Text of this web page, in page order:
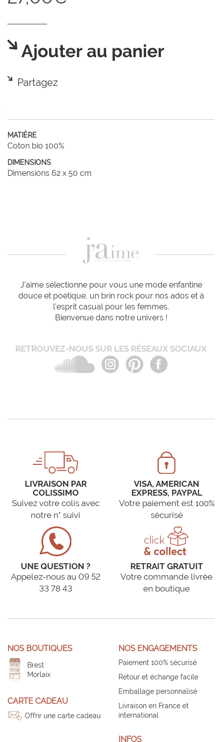
Ajouter au panier
Partagez
MATIÈRE
Coton bio 100%
DIMENSIONS
Dimensions 62 x 50 cm
J'aime sélectionne pour vous une mode enfantine
douce et poétique, un brin rock pour nos ados et à
l'esprit casual pour les femmes.
Bienvenue dans notre univers !
RETROUVEZ-NOUS SUR LES RÉSEAUX SOCIAUX
LIVRAISON PAR
COLISSIMO
Suivez votre colis avec
notre n° suivi
VISA, AMERICAN
EXPRESS, PAYPAL
Votre paiement est 100%
sécurisé
UNE QUESTION ?
Appelez-nous au 09 52
33 78 43
RETRAIT GRATUIT
Votre commande livrée
en boutique
NOS BOUTIQUES
Brest
Morlaix
CARTE CADEAU
Offrir une carte cadeau
NOS ENGAGEMENTS
Paiement 100% sécurisé
Retour et échange facile
Emballage personnalisé
Livraison en France et
international
INFOS